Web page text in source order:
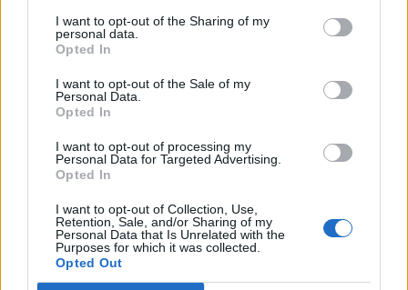
I want to opt-out of the Sharing of my
personal data.
Opted In
I want to opt-out of the Sale of my
Personal Data.
Opted In
I want to opt-out of processing my
Personal Data for Targeted Advertising.
Opted In
I want to opt-out of Collection, Use,
Retention, Sale, and/or Sharing of my
Personal Data that Is Unrelated with the
Purposes for which it was collected.
Opted Out
Privacy Policy
Serviceapply.